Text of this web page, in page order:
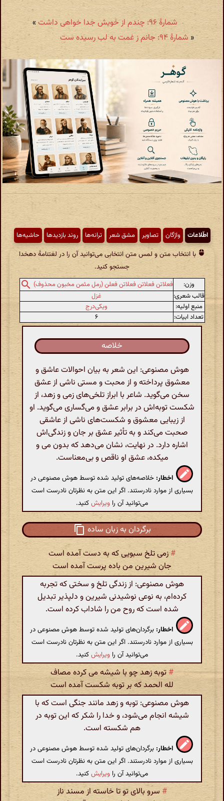
شمارهٔ ۹۶: چندم از خویش جدا خواهی داشت
»
« شمارهٔ ۹۴: جانم ز غمت به لب رسیده ست
اطّلاعات واژگان تصاویر مشق شعر ترانه‌ها روند بازدیدها حاشیه‌ها
با انتخاب متن و لمس متن انتخابی می‌توانید آن را در لغتنامهٔ دهخدا
جستجو کنید.
وزن:
فعلاتن فعلاتن فعلاتن فعلن (رمل مثمن مخبون محذوف)
قالب شعری:
غزل
منبع اولیه:
ویکی‌درج
تعداد ابیات:
۶
خلاصه
هوش مصنوعی: این شعر به بیان احوالات عاشق و
معشوق پرداخته و از محبت و مستی ناشی از عشق
سخن می‌گوید. شاعر با ابراز تلخی‌های زمی و زهد، از
شکست توبه‌اش در برابر عشق و می‌گساری می‌گوید. او
از زیبایی معشوق و شکست‌های ناشی از عاشقی
صحبت می‌کند و به تأثیر عشق بر جان و زندگی‌اش
اشاره دارد. در نهایت، نشان می‌دهد که بدون می و
میکده، عشق او ناقص و بی‌معناست.
اخطار: خلاصه‌های تولید شده توسط هوش مصنوعی در
بسیاری از موارد نادرستند. اگر این متن به نظرتان نادرست است
می‌توانید آن را ویرایشکنید.
برگردان به زبان ساده
#زمی تلخ سبویی که به دست آمده است
جان شیرین من باده پرست آمده است
هوش مصنوعی: از زندگی تلخ و سختی که تجربه
کرده‌ام، به نوعی نوشیدنی شیرین و دلپذیر تبدیل
شده است که روح من را شاداب کرده است.
اخطار: برگردان‌های تولید شده توسط هوش مصنوعی در
بسیاری از موارد نادرستند. اگر این متن به نظرتان نادرست است
می‌توانید آن را ویرایشکنید.
# توبه زهد چو با شیشه می کرده مصاف
لله الحمد که بر توبه شکست آمده است
هوش مصنوعی: توبه و زهد مانند جنگی است که با
شیشه انجام می‌شود، و خدا را شکر که این توبه در
هم شکسته است.
اخطار: برگردان‌های تولید شده توسط هوش مصنوعی در
بسیاری از موارد نادرستند. اگر این متن به نظرتان نادرست است
می‌توانید آن را ویرایشکنید.
# سرو بالای تو تا خاسته از مسند ناز